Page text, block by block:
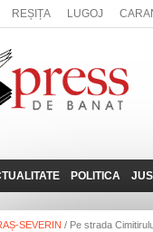
REȘIȚA LUGOJ
POLITICA
SEVERIN / Pe strada